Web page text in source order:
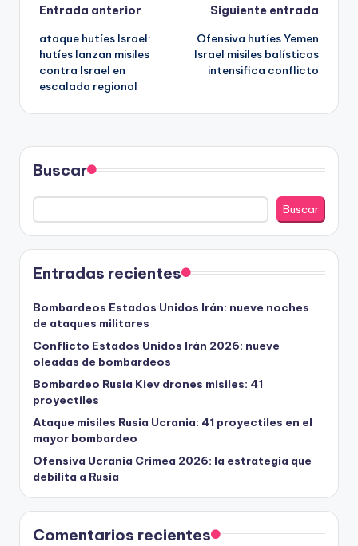
Navegación
de
entradas
Entrada anterior
ataque hutíes Israel:
hutíes lanzan misiles
contra Israel en
escalada regional
Siguiente entrada
Ofensiva hutíes Yemen
Israel misiles balísticos
intensifica conflicto
Buscar
Buscar
Entradas recientes
Bombardeos Estados Unidos Irán: nueve noches
de ataques militares
Conflicto Estados Unidos Irán 2026: nueve
oleadas de bombardeos
Bombardeo Rusia Kiev drones misiles: 41
proyectiles
Ataque misiles Rusia Ucrania: 41 proyectiles en el
mayor bombardeo
Ofensiva Ucrania Crimea 2026: la estrategia que
debilita a Rusia
Comentarios recientes